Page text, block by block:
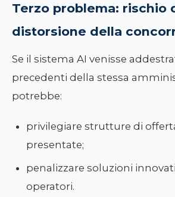
Terzo problema: rischio
distorsione della
Se il sistema AI venisse
precedenti della stessa
potrebbe:
privilegiare strutture di
presentate;
penalizzare soluzioni
operatori.